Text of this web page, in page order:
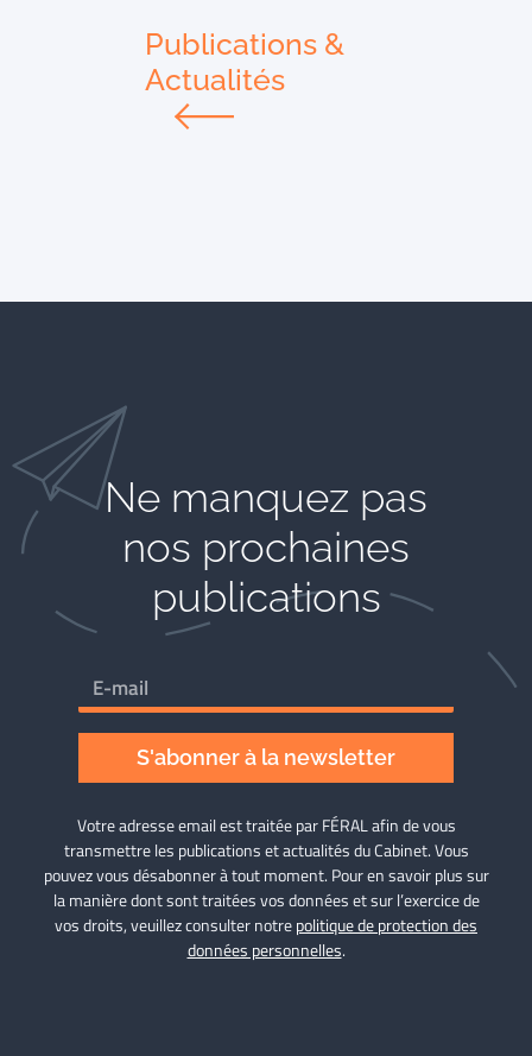
Publications &
Actualités
Ne manquez pas
nos prochaines
publications
S'abonner à la newsletter
Votre adresse email est traitée par FÉRAL afin de vous
transmettre les publications et actualités du Cabinet. Vous
pouvez vous désabonner à tout moment. Pour en savoir plus sur
la manière dont sont traitées vos données et sur l’exercice de
vos droits, veuillez consulter notrepolitique de protection des
données personnelles.